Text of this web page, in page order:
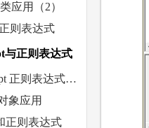
应用（2）
则表达式
与正则表达式
JavaScript 正则表达式简介
象应用
正则表达式